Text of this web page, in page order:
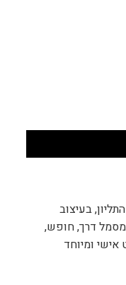
בעיצוב
מסמל דרך, חופש,
אישי ומיוחד